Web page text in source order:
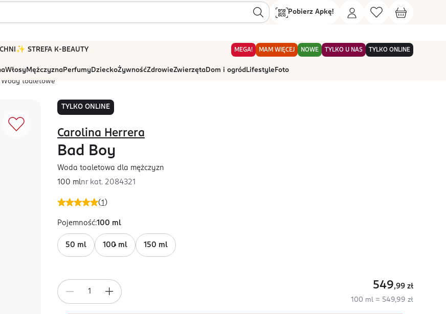
Pobierz Apkę!
✨ STREFA K-BEAUTY MEGA! MAM WIĘCEJ NOWE TYLKO U NAS TYLKO ONLINE
WłosyMężczyznaPerfumyDzieckoŻywnośćZdrowieZwierzętaDom i ogród Lifestyle Foto
Wody toaletowe
TYLKO ONLINE
(1 )
Carolina Herrera
Bad Boy
Woda toaletowa dla mężczyzn
100 mlnr kat. 2084321
Pojemność:100 ml
50 ml 100 ml 150 ml
549,99 zł
100 ml = 549,99 zł